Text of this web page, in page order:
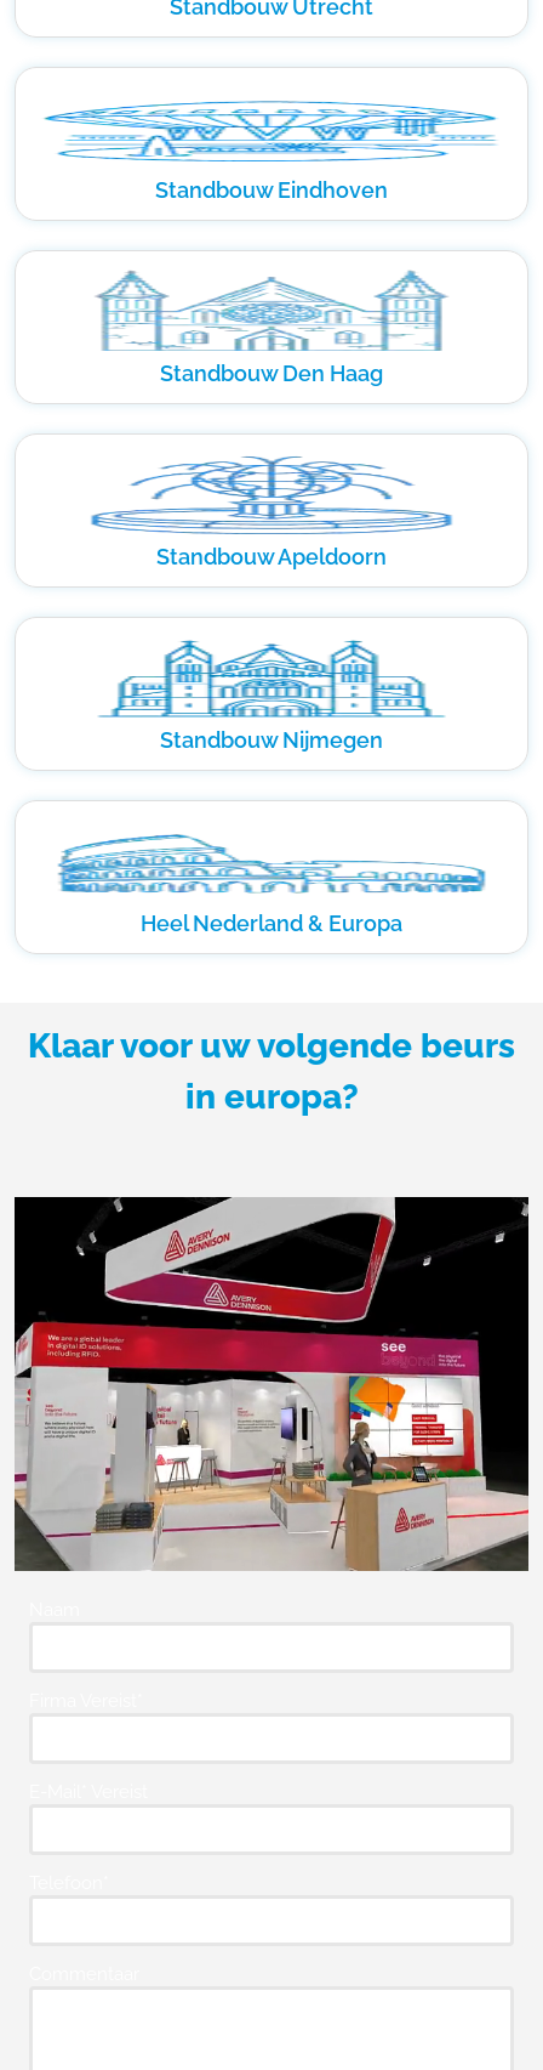
Standbouw Utrecht
Standbouw Eindhoven
Standbouw Den Haag
Standbouw Apeldoorn
Standbouw Nijmegen
Heel Nederland & Europa
Klaar voor uw volgende beurs
in europa?